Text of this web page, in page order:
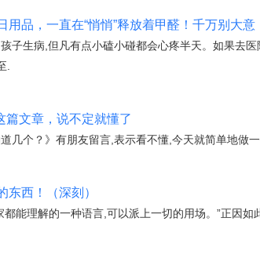
用品，一直在“悄悄”释放着甲醛！千万别大意
子生病,但凡有点小磕小碰都会心疼半天。如果去
.
篇文章，说不定就懂了
几个？》有朋友留言,表示看不懂,今天就简单地做
东西！（深刻）
都能理解的一种语言,可以派上一切的用场。”正因